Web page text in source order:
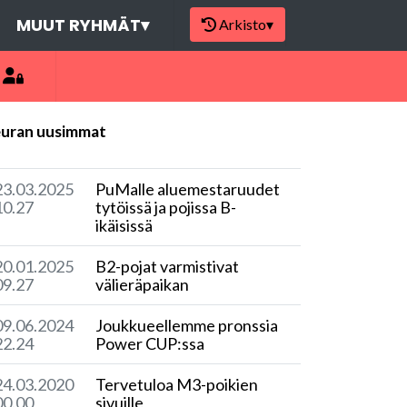
MUUT RYHMÄT▾ Arkisto▾
uusimmat
PuMalle aluemestaruudet
tytöissä ja pojissa B-
ikäisissä
B2-pojat varmistivat
välieräpaikan
Joukkueellemme pronssia
Power CUP:ssa
Tervetuloa M3-poikien
sivuille